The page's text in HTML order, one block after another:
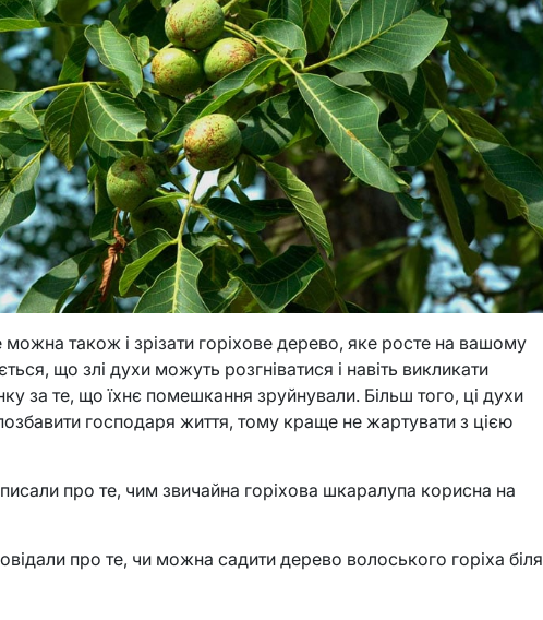
можна також і зрізати горіхове дерево, яке росте на вашому
що злі духи можуть розгніватися і навіть викликати
за те, що їхнє помешкання зруйнували. Більш того, ці духи
господаря життя, тому краще не жартувати з цією
про те, чим звичайна горіхова шкаралупа корисна на
про те, чи можна садити дерево волоського горіха біля